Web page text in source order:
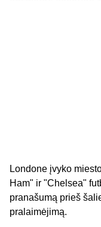
Londone įvyko
Ham" ir "Chelsea"
pranašumą prieš
pralaimėjimą.